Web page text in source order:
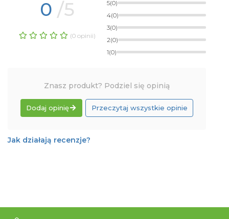
0 /5
(0 opinii)
5(0)
4(0)
3(0)
2(0)
1(0)
Znasz produkt? Podziel się opinią
Dodaj opinię Przeczytaj wszystkie opinie
Jak działają recenzje?